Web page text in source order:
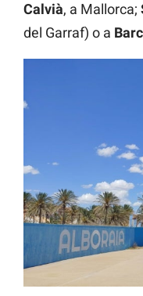
Calvià, a Mallorca;
del Garraf) o a